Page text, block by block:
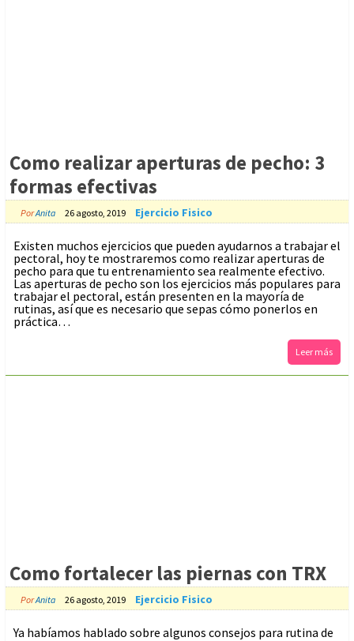
Como realizar aperturas de pecho: 3
formas efectivas
PorAnita 26 agosto, 2019 Ejercicio Fisico
Existen muchos ejercicios que pueden ayudarnos a trabajar el
pectoral, hoy te mostraremos como realizar aperturas de
pecho para que tu entrenamiento sea realmente efectivo.
Las aperturas de pecho son los ejercicios más populares para
trabajar el pectoral, están presenten en la mayoría de
rutinas, así que es necesario que sepas cómo ponerlos en
práctica…
Leer más
Como fortalecer las piernas con TRX
PorAnita 26 agosto, 2019 Ejercicio Fisico
Ya habíamos hablado sobre algunos consejos para rutina de